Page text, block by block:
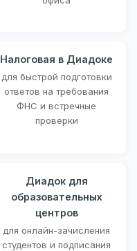
Налоговая в Диадоке
для быстрой подготовки
ответов на требования
ФНС и встречные
проверки
Диадок для
образовательных
центров
для онлайн-зачисления
студентов и подписания